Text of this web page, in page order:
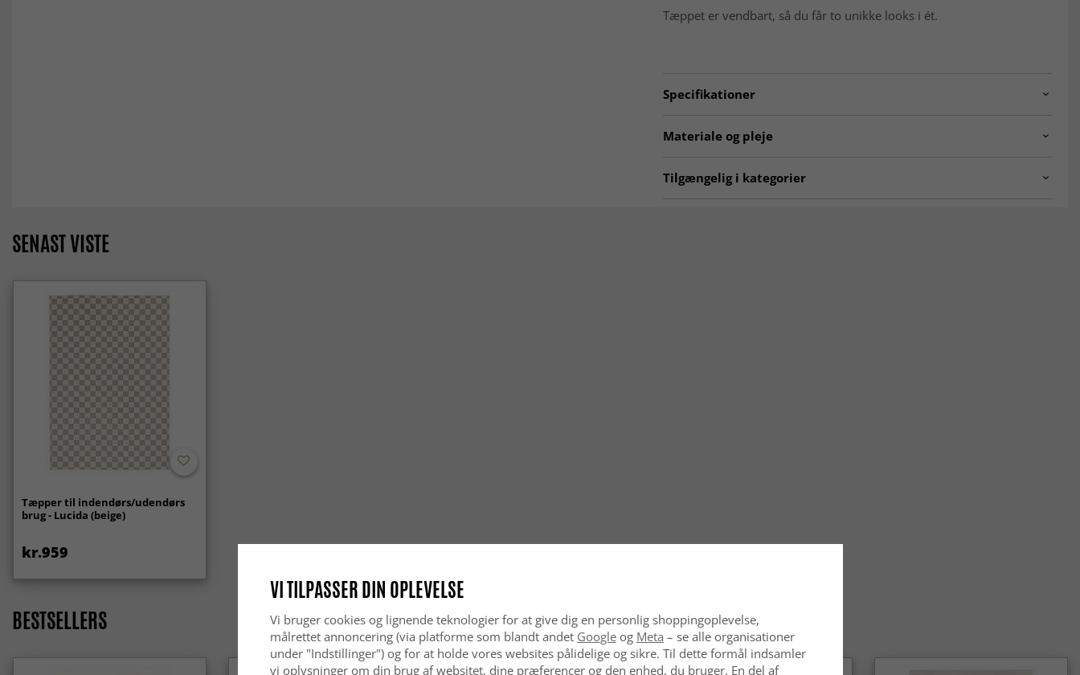
Tæppet er vendbart, så du får to unikke looks i ét.
Specifikationer
Materiale og pleje
Oprindelse:Belgien.
Tilgængelig i kategorier
SENAST VISTE
Tæpper til indendørs/udendørs
brug - Lucida (beige)
kr.959
BESTSELLERS
VI TILPASSER DIN OPLEVELSE
Vi bruger cookies og lignende teknologier for at give dig en personlig shoppingoplevelse,
målrettet annoncering (via platforme som blandt andet Googleog Meta – se alle organisationer
under "Indstillinger") og for at holde vores websites pålidelige og sikre. Til dette formål indsamler
vi oplysninger om din brug af websitet, dine præferencer og den enhed, du bruger. En del af